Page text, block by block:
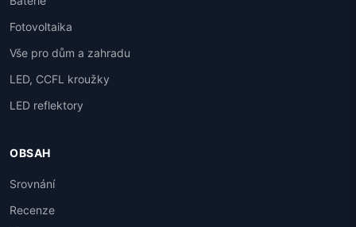
Fotovoltaika
Vše pro dům a zahradu
LED, CCFL kroužky
LED reflektory
OBSAH
Srovnání
Recenze